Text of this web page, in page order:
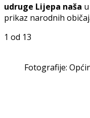
udruge Lijepa naša
prikaz narodnih
1 od 13
Fotografije: